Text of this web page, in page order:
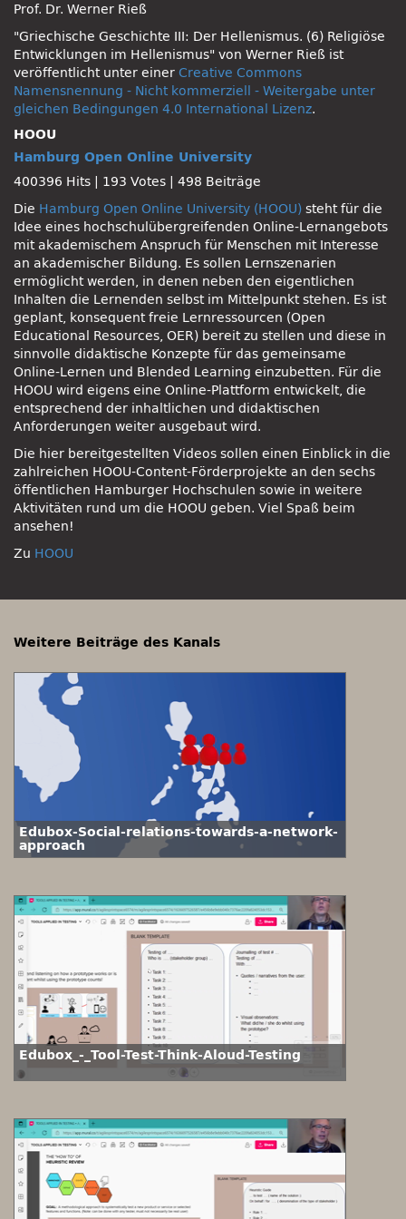
Prof. Dr. Werner Rieß
"Griechische Geschichte III: Der Hellenismus. (6) Religiöse
Entwicklungen im Hellenismus" von Werner Rieß ist
veröffentlicht unter einer Creative Commons
Namensnennung - Nicht kommerziell - Weitergabe unter
gleichen Bedingungen 4.0 International Lizenz.
HOOU
Hamburg Open Online University
400396 Hits
193 Votes
498 Beiträge
Die Hamburg Open Online University (HOOU) steht für die
Idee eines hochschulübergreifenden Online-Lernangebots
mit akademischem Anspruch für Menschen mit Interesse
an akademischer Bildung. Es sollen Lernszenarien
ermöglicht werden, in denen neben den eigentlichen
Inhalten die Lernenden selbst im Mittelpunkt stehen. Es ist
geplant, konsequent freie Lernressourcen (Open
Educational Resources, OER) bereit zu stellen und diese in
sinnvolle didaktische Konzepte für das gemeinsame
Online-Lernen und Blended Learning einzubetten. Für die
HOOU wird eigens eine Online-Plattform entwickelt, die
entsprechend der inhaltlichen und didaktischen
Anforderungen weiter ausgebaut wird.
Die hier bereitgestellten Videos sollen einen Einblick in die
zahlreichen HOOU-Content-Förderprojekte an den sechs
öffentlichen Hamburger Hochschulen sowie in weitere
Aktivitäten rund um die HOOU geben. Viel Spaß beim
ansehen!
Zu HOOU
Weitere Beiträge des Kanals
Edubox-Social-relations-towards-a-network-
approach
Edubox_-_Tool-Test-Think-Aloud-Testing